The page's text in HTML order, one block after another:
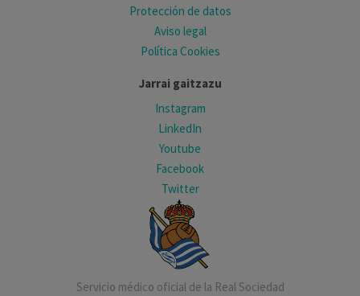
Protección de datos
Aviso legal
Política Cookies
Jarrai gaitzazu
Instagram
LinkedIn
Youtube
Facebook
Twitter
Servicio médico oficial de la Real Sociedad